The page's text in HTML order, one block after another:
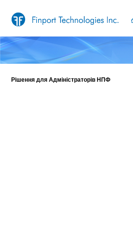
Рішення для Адміністраторів НПФ